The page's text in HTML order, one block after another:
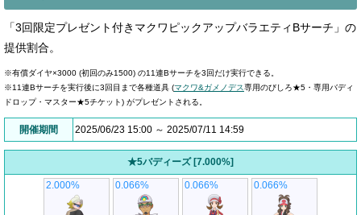
「3回限定プレゼント付きマクワピックアップバラエティBサーチ」の
提供割合。
※有償ダイヤ×3000 (初回のみ1500) の11連Bサーチを3回だけ実行できる。
※11連Bサーチを実行後に3回目まで各種道具 (マクワ&ガメノデス専用のびしろ★5・専用バディ
ドロップ・マスター★5チケット) がプレゼントされる。
開催期間 2025/06/23 15:00 ～ 2025/07/11 14:59
★5バディーズ [7.000%]
2.000% 0.066% 0.066% 0.066%